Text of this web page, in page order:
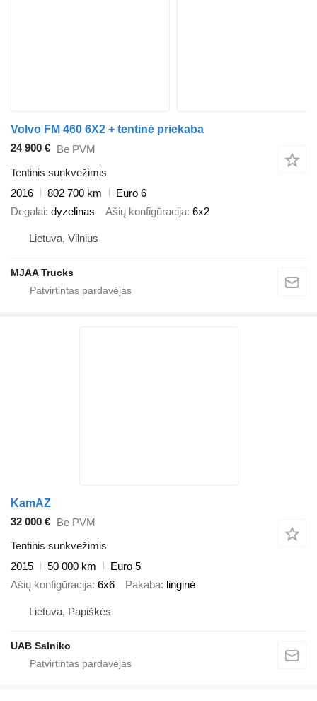
Volvo FM 460 6X2 + tentinė priekaba
24 900 € Be PVM
Tentinis sunkvežimis
2016
802 700 km
Euro 6
Degalai dyzelinas Ašių konfigūracija 6x2
Lietuva, Vilnius
MJAA Trucks
KamAZ
32 000 € Be PVM
Tentinis sunkvežimis
2015
50 000 km
Euro 5
Ašių konfigūracija 6x6 Pakaba linginė
Lietuva, Papiškės
UAB Salniko